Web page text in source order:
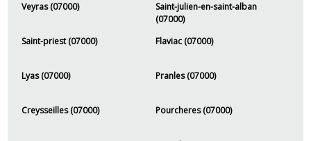
Veyras (07000)
Saint-julien-en-saint-alban
(07000)
Saint-priest (07000)
Flaviac (07000)
Lyas (07000) Pranles (07000)
Creysseilles (07000) Pourcheres (07000)